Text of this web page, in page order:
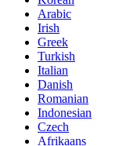
Arabic
Irish
Greek
Turkish
Italian
Danish
Romanian
Indonesian
Czech
Afrikaans